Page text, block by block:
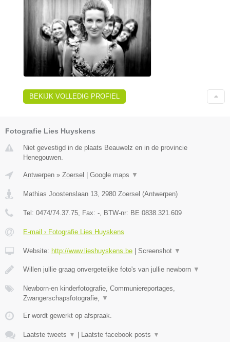
BEKIJK VOLLEDIG PROFIEL
Fotografie Lies Huyskens
Niet gevestigd in de plaats Beauwelz en in de provincie
Henegouwen.
Antwerpen » Zoersel | Google maps ▼
Mathias Joostenslaan 13 2980 Zoersel (Antwerpen)
Tel: 0474/74.37.75 , Fax: - , BTW-nr: BE 0838.321.609
E-mail › Fotografie Lies Huyskens
Website: http://www.lieshuyskens.be | Screenshot ▼
Willen jullie graag onvergetelijke foto's van jullie newborn ▼
Newborn-en kinderfotografie, Communiereportages,
Zwangerschapsfotografie,
▼
Er wordt gewerkt op afspraak.
Laatste tweets ▼ | Laatste facebook posts ▼